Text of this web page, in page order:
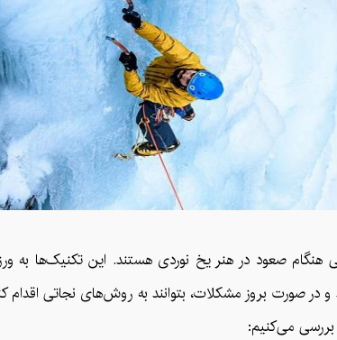
صعود در هنر یخ نوردی هستند. این تکنیک‌ها به
صورت بروز مشکلات، بتوانند به روش‌های نجاتی اقدام
بررسی می‌کنیم: